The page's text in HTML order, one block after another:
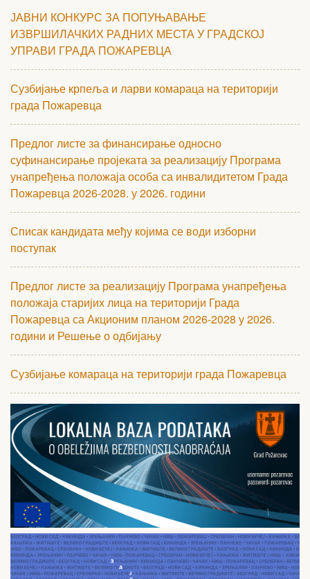
ЈАВНИ КОНКУРС ЗА ПОПУЊАВАЊЕ
ИЗВРШИЛАЧКИХ РАДНИХ МЕСТА У ГРАДСКОЈ
УПРАВИ ГРАДА ПОЖАРЕВЦА
Сузбијање крпеља и ларви комараца на територији
града Пожаревца
Предлог листе за финансирање односно
суфинансирање пројеката за реализацију Програма
унапређења положаја особа са инвалидитетом Града
Пожаревца 2026-2028. у 2026. години
Списак кандидата међу којима се води изборни
поступак
Предлог листе за реализацију Програма унапређења
положаја старијих лица на територији Града
Пожаревца са Акционим планом 2026-2028 у 2026.
години и Решење о одбијању
Сузбијање комараца на територији града Пожаревца